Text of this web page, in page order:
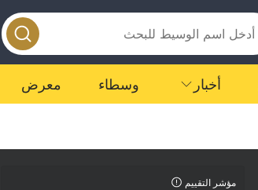
أخبار وسطاء معرض
مؤشر التقييم